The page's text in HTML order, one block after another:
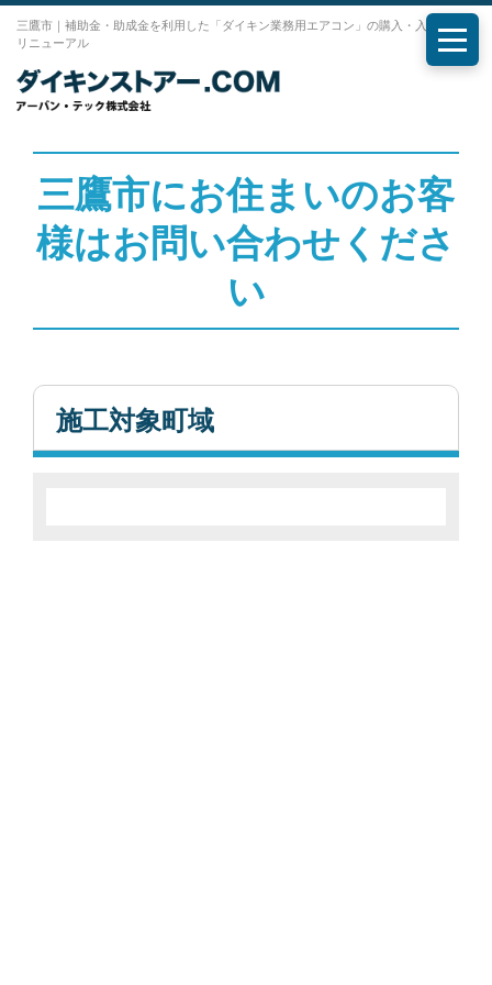
三鷹市｜補助金・助成金を利用した「ダイキン業務用エアコン」の購入・入れ替え・
リニューアル
メニ
三鷹市にお住まいのお客
様はお問い合わせくださ
い
施工対象町域